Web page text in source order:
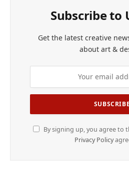
Subscribe to
Get the latest creative
about art &
By signing up, you agree to
Privacy Policy